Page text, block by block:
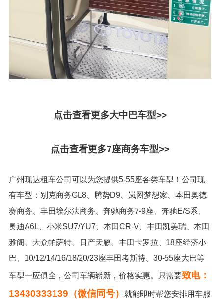
点击查看更多大中巴车型>>
点击查看更多7座商务车型>>
广州现达租车公司可以为您提供5-55座各类车型！公司现
有车型：别克商务GL8、腾势D9、岚图梦想家、本田奥德
赛商务、丰田埃尔法商务、奔驰商务7-9座、奔驰E/S系、
奥迪A6L、小米SU7/YU7、本田CR-V、丰田凯美瑞、本田
雅阁、大众帕萨特、日产天籁、丰田卡罗拉、18座经济小
巴、10/12/14/16/18/20/23座丰田考斯特、30-55座大巴等
车型一应俱全，公司车辆崭新，价格实惠。只需要致电：
13430333139（微信同号）
就能即时帮您安排用车服